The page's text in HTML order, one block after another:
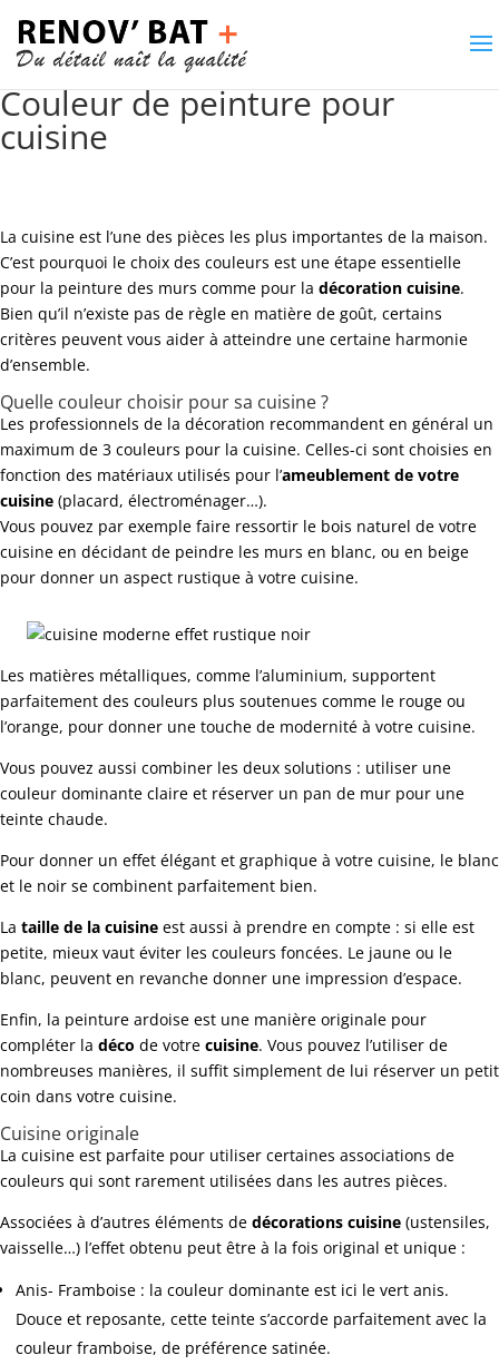
Couleur de peinture pour
cuisine
La cuisine est l’une des pièces les plus importantes de la maison.
C’est pourquoi le choix des couleurs est une étape essentielle
pour la peinture des murs comme pour la décoration cuisine.
Bien qu’il n’existe pas de règle en matière de goût, certains
critères peuvent vous aider à atteindre une certaine harmonie
d’ensemble.
Quelle couleur choisir pour sa cuisine ?
Les professionnels de la décoration recommandent en général un
maximum de 3 couleurs pour la cuisine. Celles-ci sont choisies en
fonction des matériaux utilisés pour l’ameublement de votre
cuisine (placard, électroménager…).
Vous pouvez par exemple faire ressortir le bois naturel de votre
cuisine en décidant de peindre les murs en blanc, ou en beige
pour donner un aspect rustique à votre cuisine.
Les matières métalliques, comme l’aluminium, supportent
parfaitement des couleurs plus soutenues comme le rouge ou
l’orange, pour donner une touche de modernité à votre cuisine.
Vous pouvez aussi combiner les deux solutions : utiliser une
couleur dominante claire et réserver un pan de mur pour une
teinte chaude.
Pour donner un effet élégant et graphique à votre cuisine, le blanc
et le noir se combinent parfaitement bien.
La taille de la cuisine est aussi à prendre en compte : si elle est
petite, mieux vaut éviter les couleurs foncées. Le jaune ou le
blanc, peuvent en revanche donner une impression d’espace.
Enfin, la peinture ardoise est une manière originale pour
compléter la déco de votre cuisine. Vous pouvez l’utiliser de
nombreuses manières, il suffit simplement de lui réserver un petit
coin dans votre cuisine.
Cuisine originale
La cuisine est parfaite pour utiliser certaines associations de
couleurs qui sont rarement utilisées dans les autres pièces.
Associées à d’autres éléments de décorations cuisine (ustensiles,
vaisselle…) l’effet obtenu peut être à la fois original et unique :
Anis- Framboise : la couleur dominante est ici le vert anis.
Douce et reposante, cette teinte s’accorde parfaitement avec la
couleur framboise, de préférence satinée.